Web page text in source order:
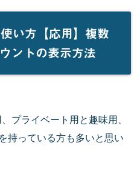
い方【応用】複数
ントの表示方法
プライベート用と趣味用、
持っている方も多いと思い